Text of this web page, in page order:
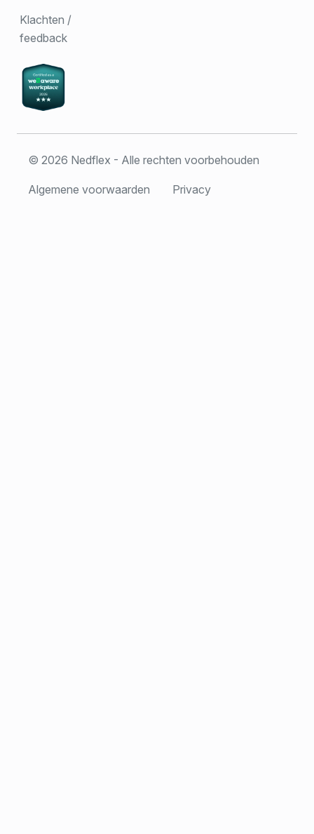
Klachten /
feedback
© 2026 Nedflex - Alle rechten voorbehouden
Algemene voorwaarden Privacy